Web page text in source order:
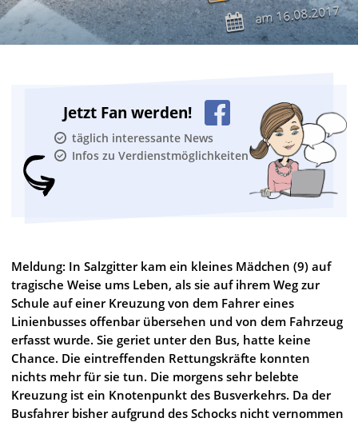
am16.08.2017
Jetzt Fan werden!
täglich interessante News
Infos zu Verdienstmöglichkeiten
Meldung: In Salzgitter kam ein kleines Mädchen (9) auf
tragische Weise ums Leben, als sie auf ihrem Weg zur
Schule auf einer Kreuzung von dem Fahrer eines
Linienbusses offenbar übersehen und von dem Fahrzeug
erfasst wurde. Sie geriet unter den Bus, hatte keine
Chance. Die eintreffenden Rettungskräfte konnten
nichts mehr für sie tun. Die morgens sehr belebte
Kreuzung ist ein Knotenpunkt des Busverkehrs. Da der
Busfahrer bisher aufgrund des Schocks nicht vernommen